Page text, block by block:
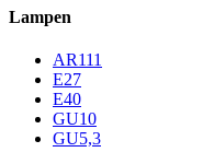
Lampen
AR111
E27
E40
GU10
GU5,3